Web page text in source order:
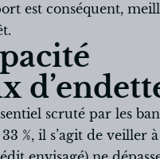
est conséquent,
scruté par les
%, il s’agit de veiller